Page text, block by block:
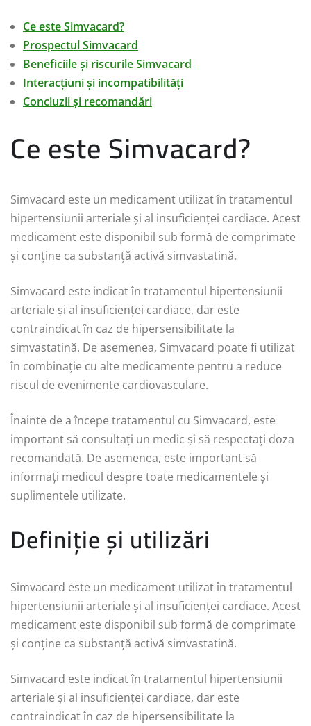
Ce este Simvacard?
Prospectul Simvacard
Beneficiile și riscurile Simvacard
Interacțiuni și incompatibilități
Concluzii și recomandări
Ce este Simvacard?
Simvacard este un medicament utilizat în tratamentul
hipertensiunii arteriale și al insuficienței cardiace. Acest
medicament este disponibil sub formă de comprimate
și conține ca substanță activă simvastatină.
Simvacard este indicat în tratamentul hipertensiunii
arteriale și al insuficienței cardiace, dar este
contraindicat în caz de hipersensibilitate la
simvastatină. De asemenea, Simvacard poate fi utilizat
în combinație cu alte medicamente pentru a reduce
riscul de evenimente cardiovasculare.
Înainte de a începe tratamentul cu Simvacard, este
important să consultați un medic și să respectați doza
recomandată. De asemenea, este important să
informați medicul despre toate medicamentele și
suplimentele utilizate.
Definiție și utilizări
Simvacard este un medicament utilizat în tratamentul
hipertensiunii arteriale și al insuficienței cardiace. Acest
medicament este disponibil sub formă de comprimate
și conține ca substanță activă simvastatină.
Simvacard este indicat în tratamentul hipertensiunii
arteriale și al insuficienței cardiace, dar este
contraindicat în caz de hipersensibilitate la